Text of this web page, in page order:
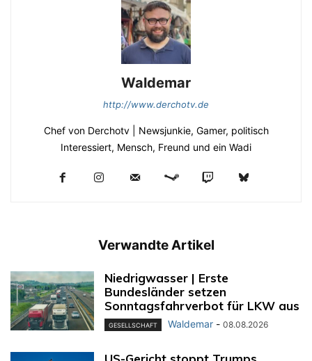
Waldemar
http://www.derchotv.de
Chef von Derchotv | Newsjunkie, Gamer, politisch
Interessiert, Mensch, Freund und ein Wadi
Verwandte Artikel
Niedrigwasser | Erste
Bundesländer setzen
Sonntagsfahrverbot für LKW aus
GESELLSCHAFT Waldemar - 08.08.2026